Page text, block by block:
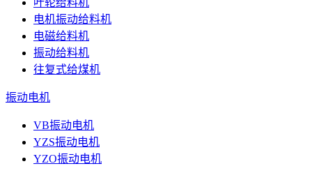
电机振动给料机
电磁给料机
振动给料机
往复式给煤机
振动电机
VB振动电机
YZS振动电机
YZO振动电机